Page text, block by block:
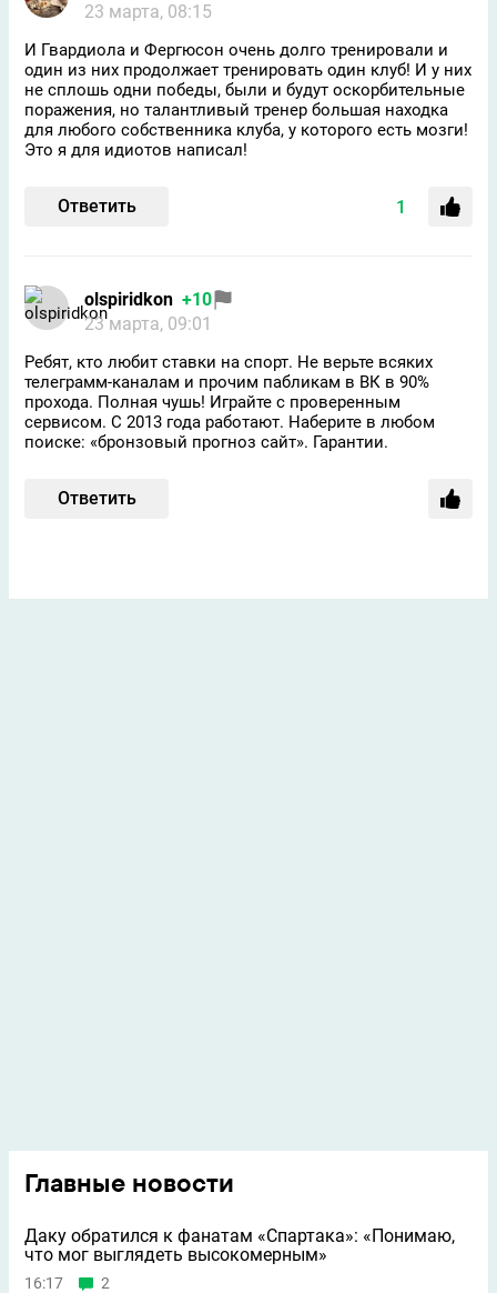
23 марта, 08:15
И Гвардиола и Фергюсон очень долго тренировали и
один из них продолжает тренировать один клуб! И у них
не сплошь одни победы, были и будут оскорбительные
поражения, но талантливый тренер большая находка
для любого собственника клуба, у которого есть мозги!
Это я для идиотов написал!
Ответить 1
olspiridkon +10
23 марта, 09:01
Ребят, кто любит ставки на спорт. Не верьте всяких
телеграмм-каналам и прочим пабликам в ВК в 90%
прохода. Полная чушь! Играйте с проверенным
сервисом. С 2013 года работают. Наберите в любом
поиске: «бронзовый прогноз сайт». Гарантии.
Ответить
Главные новости
Даку обратился к фанатам «Спартака»: «Понимаю,
что мог выглядеть высокомерным»
16:17 2